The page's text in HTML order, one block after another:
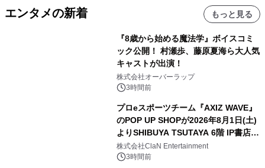
エンタメの新着 もっと見る
『8歳から始める魔法学』ボイスコミ
ック公開！ 村瀬歩、藤原夏海ら大人気
キャストが出演！
株式会社オーバーラップ
3時間前
プロeスポーツチーム『AXIZ WAVE』
のPOP UP SHOPが2026年8月1日(土)
よりSHIBUYA TSUTAYA 6階 IP書店で
開催決定！！
株式会社ClaN Entertainment
3時間前